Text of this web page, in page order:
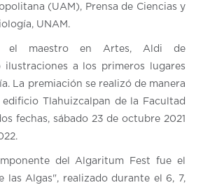
(UAM), Prensa de Ciencias y
UNAM.
el maestro en Artes, Aldi de
ilustraciones a los primeros lugares
La premiación se realizó de manera
Tlahuizcalpan de la Facultad
fechas, sábado 23 de octubre 2021
del Algaritum Fest fue el
las Algas", realizado durante el 6, 7,